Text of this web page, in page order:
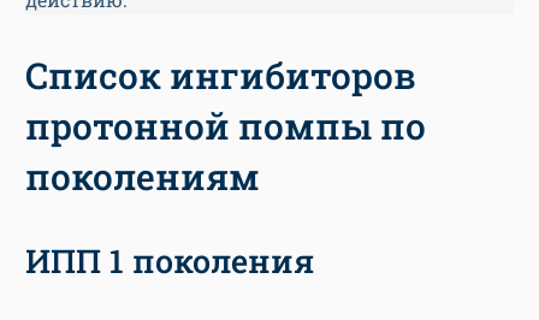
Список ингибиторов
протонной помпы по
поколениям
ИПП 1 поколения